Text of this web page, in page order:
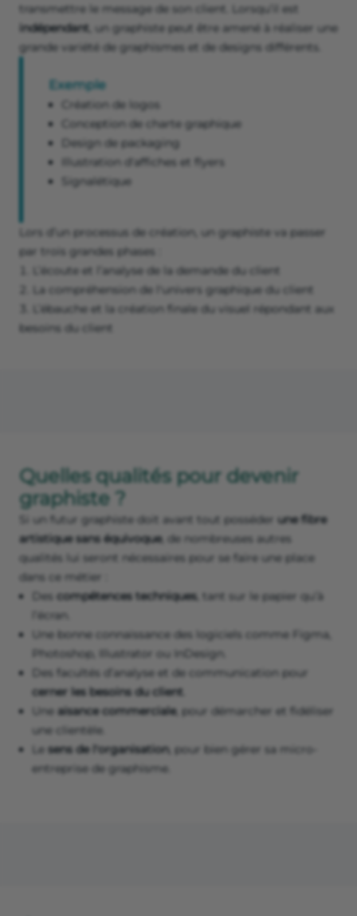
transmettre le message de son client. Lorsqu’il est
indépendant , un graphiste peut être amené à réaliser une
grande variété de graphismes et de designs différents.
Exemple
Création de logos
Conception de charte graphique
Design de packaging
Illustration d'affiches et flyers
Signalétique
Lors d’un processus de création, un graphiste va passer
par trois grandes phases :
L’écoute et l’analyse de la demande du client
La compréhension de l'univers graphique du client
L’ébauche et la création finale du visuel répondant aux
besoins du client
Quelles qualités pour devenir
graphiste ?
Si un futur graphiste doit avant tout posséder une fibre
artistique sans équivoque, de nombreuses autres
qualités lui seront nécessaires pour se faire une place
dans ce métier :
Des compétences techniques, tant sur le papier qu’à
l’écran.
Une bonne connaissance des logiciels comme Figma,
Photoshop, Illustrator ou InDesign.
Des facultés d’analyse et de communication pour
cerner les besoins du client
Une aisance commerciale, pour démarcher et fidéliser
une clientèle.
Le sens de l'organisation, pour bien gérer sa micro-
entreprise de graphisme.